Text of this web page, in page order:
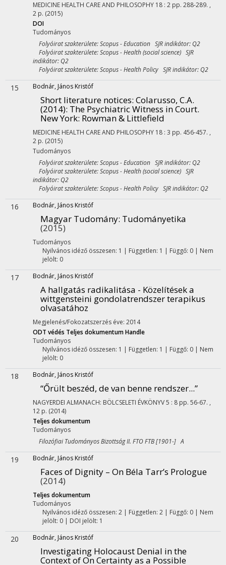
MEDICINE HEALTH CARE AND PHILOSOPHY 18 : 2 pp. 288-289. ,
2 p. (2015)
DOI
Tudományos
Folyóirat szakterülete: Scopus - Education SJR indikátor: Q2
Folyóirat szakterülete: Scopus - Health (social science) SJR
indikátor: Q2
Folyóirat szakterülete: Scopus - Health Policy SJR indikátor: Q2
15 Bodnár, János Kristóf
Short literature notices: Colarusso, C.A.
(2014): The Psychiatric Witness in Court.
New York: Rowman & Littlefield
MEDICINE HEALTH CARE AND PHILOSOPHY 18 : 3 pp. 456-457. ,
2 p. (2015)
Tudományos
Folyóirat szakterülete: Scopus - Education SJR indikátor: Q2
Folyóirat szakterülete: Scopus - Health (social science) SJR
indikátor: Q2
Folyóirat szakterülete: Scopus - Health Policy SJR indikátor: Q2
16 Bodnár, János Kristóf
Magyar Tudomány: Tudományetika
(2015)
Tudományos
Nyilvános idéző összesen: 1 | Független: 1 | Függő: 0 | Nem
jelölt: 0
17 Bodnár, János Kristóf
A hallgatás radikalitása - Közelítések a
wittgensteini gondolatrendszer terapikus
olvasatához
Megjelenés/Fokozatszerzés éve: 2014
ODT védés Teljes dokumentumHandle
Tudományos
Nyilvános idéző összesen: 1 | Független: 1 | Függő: 0 | Nem
jelölt: 0
18 Bodnár, János Kristóf
“Őrült beszéd, de van benne rendszer...”
NAGYERDEI ALMANACH: BÖLCSELETI ÉVKÖNYV5 : 8 pp. 56-67. ,
12 p. (2014)
Teljes dokumentum
Tudományos
Filozófiai Tudományos Bizottság II. FTO FTB [1901-] A
19 Bodnár, János Kristóf
Faces of Dignity – On Béla Tarr’s Prologue
(2014)
Teljes dokumentum
Tudományos
Nyilvános idéző összesen: 2| Független: 2 | Függő: 0 | Nem
jelölt: 0 | DOI jelölt: 1
20 Bodnár, János Kristóf
Investigating Holocaust Denial in the
Context of On Certainty as a Possible